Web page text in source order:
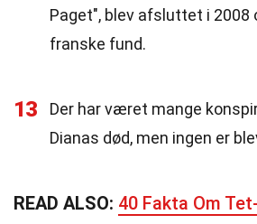
Paget", blev afsluttet i
franske fund.
13
Der har været mange
Dianas død, men ingen er
READ ALSO: 40 Fakta Om